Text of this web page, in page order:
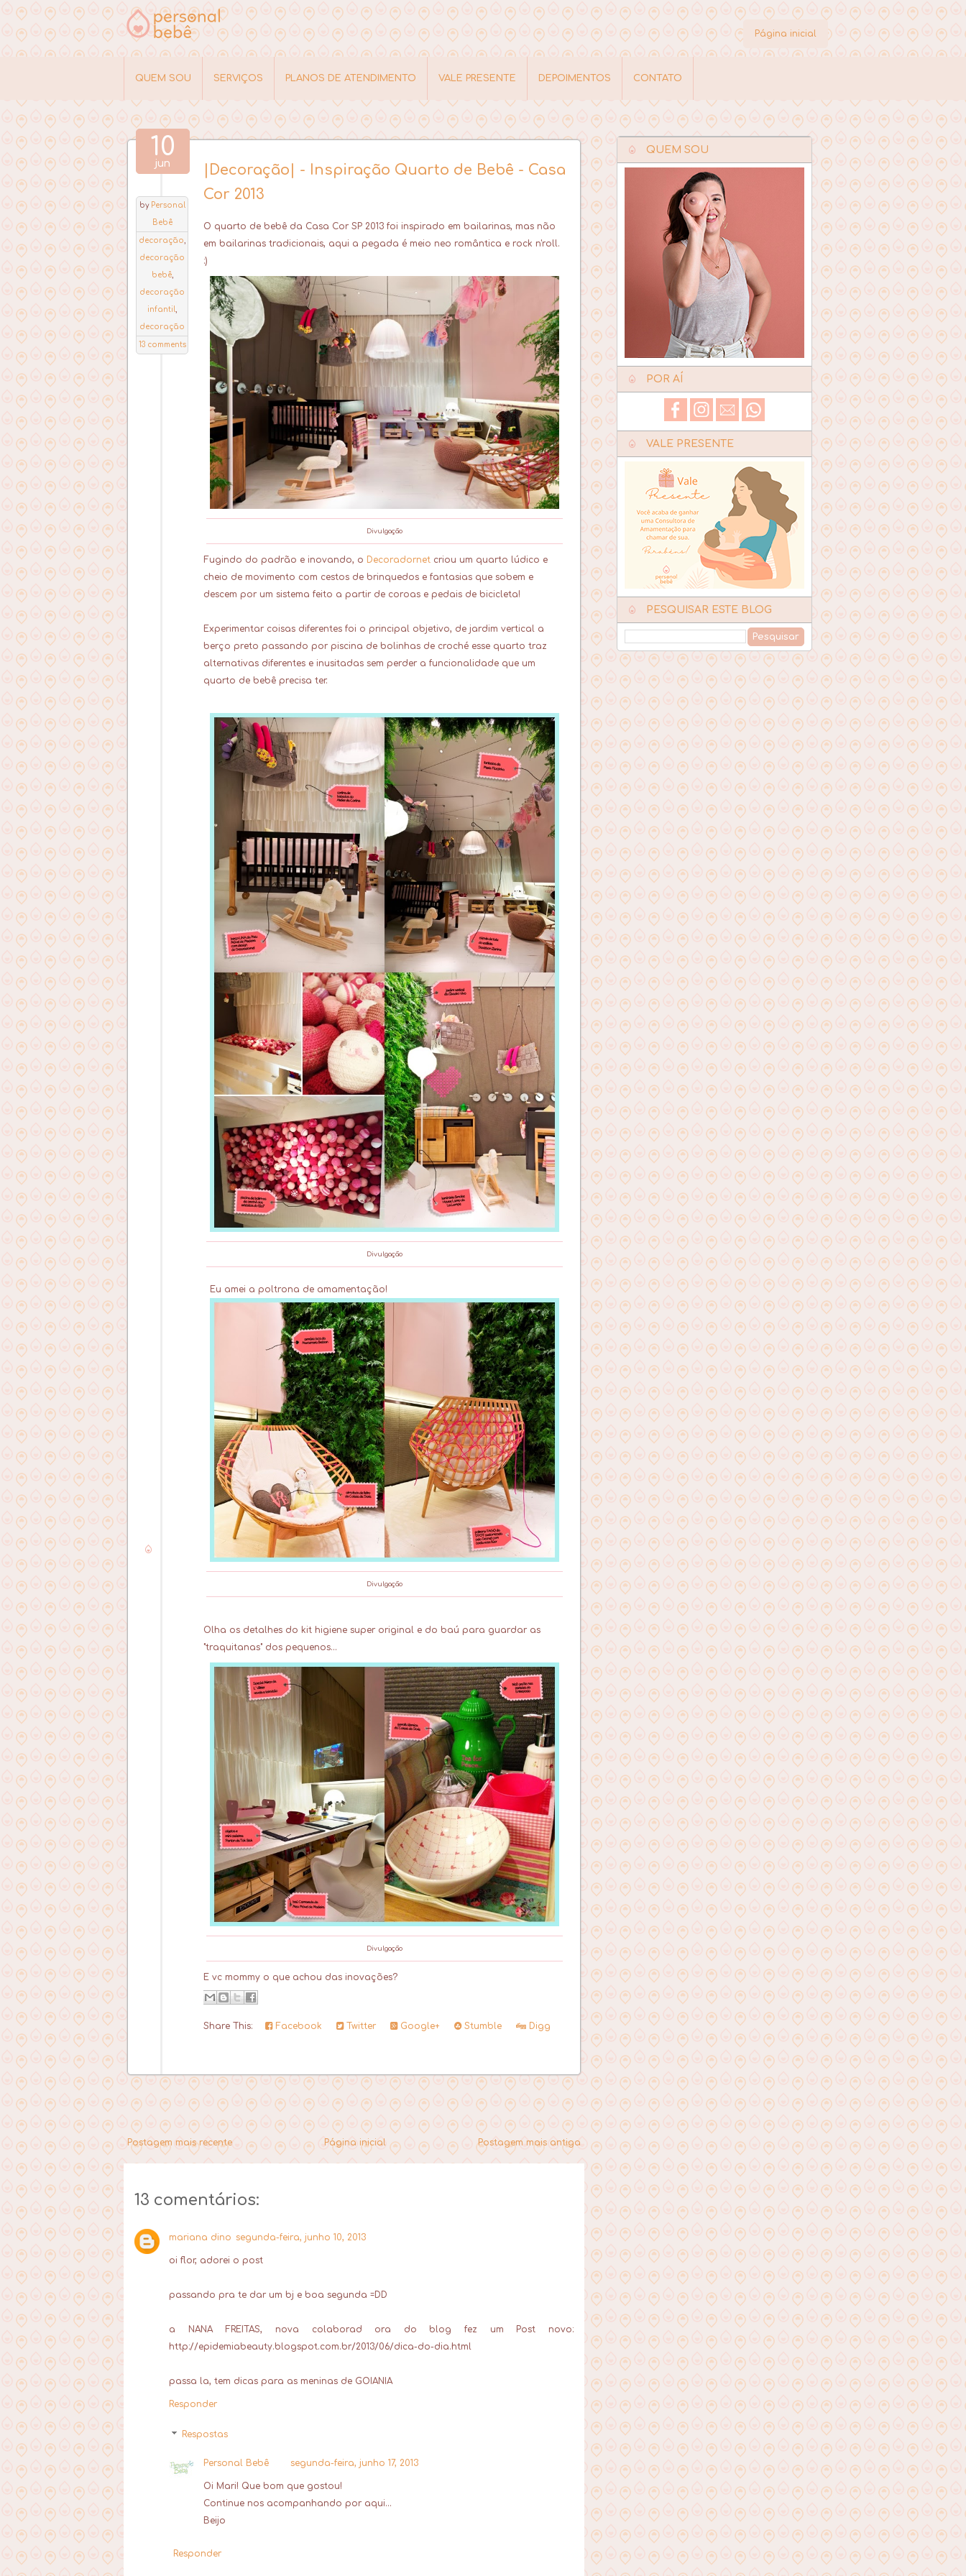
Página inicial
QUEM SOU SERVIÇOS PLANOS DE ATENDIMENTO VALE PRESENTE DEPOIMENTOS CONTATO
10
jun
by Personal
Bebê
decoração
decoração
bebê,
decoração
infantil
decoração
quarto,
13 comments
|Decoração| - Inspiração Quarto de Bebê - Casa
Cor 2013
O quarto de bebê da Casa Cor SP 2013 foi inspirado em bailarinas, mas não
em bailarinas tradicionais, aqui a pegada é meio neo romântica e rock n'roll.
:)
Divulgação
Fugindo do padrão e inovando, o Decoradornet criou um quarto lúdico e
cheio de movimento com cestos de brinquedos e fantasias que sobem e
descem por um sistema feito a partir de coroas e pedais de bicicleta!
Experimentar coisas diferentes foi o principal objetivo, de jardim vertical a
berço preto passando por piscina de bolinhas de croché esse quarto traz
alternativas diferentes e inusitadas sem perder a funcionalidade que um
quarto de bebê precisa ter.
Divulgação
Eu amei a poltrona de amamentação!
Divulgação
Olha os detalhes do kit higiene super original e do baú para guardar as
"traquitanas" dos pequenos...
Divulgação
E vc mommy o que achou das inovações?
Share This: Facebook Twitter Google+ Stumble Digg
Postagem mais recente Postagem mais antiga
Página inicial
13 comentários:
mariana dino segunda-feira, junho 10, 2013
oi flor, adorei o post
passando pra te dar um bj e boa segunda =DD
a NANA FREITAS, nova colaborad ora do blog fez um Post novo:
http://epidemiabeauty.blogspot.com.br/2013/06/dica-do-dia.html
passa la, tem dicas para as meninas de GOIANIA
Responder
Respostas
Personal Bebê segunda-feira, junho 17, 2013
Oi Mari! Que bom que gostou!
Continue nos acompanhando por aqui...
Beijo
Responder
QUEM SOU
POR AÍ
VALE PRESENTE
PESQUISAR ESTE BLOG